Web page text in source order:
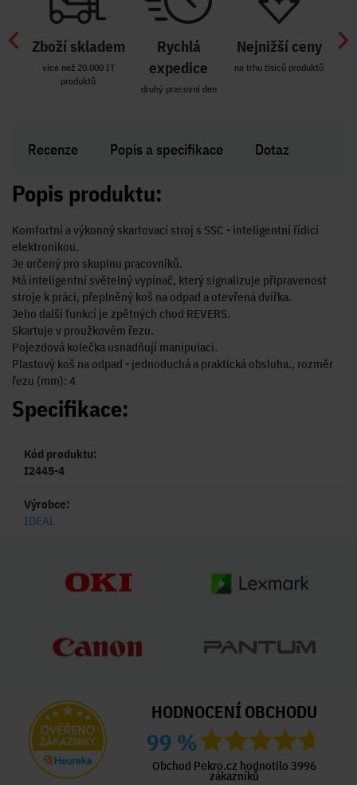
Zboží skladem
více než 20.000 IT
produktů
Rychlá
expedice
druhý pracovní den
Nejnižší ceny
na trhu tisíců produktů
Recenze Popis a specifikace Dotaz
Popis produktu:
Komfortní a výkonný skartovací stroj s SSC - inteligentní řídicí
elektronikou.
Je určený pro skupinu pracovníků.
Má inteligentní světelný vypínač, který signalizuje připravenost
stroje k práci, přeplněný koš na odpad a otevřená dvířka.
Jeho další funkcí je zpětných chod REVERS.
Skartuje v proužkovém řezu.
Pojezdová kolečka usnadňují manipulaci.
Plastový koš na odpad - jednoduchá a praktická obsluha., rozměr
řezu (mm): 4
Specifikace:
Kód produktu:
I2445-4
Výrobce:
IDEAL
HODNOCENÍ OBCHODU
99 %
Obchod Pekro.cz hodnotilo 3996
zákazníků